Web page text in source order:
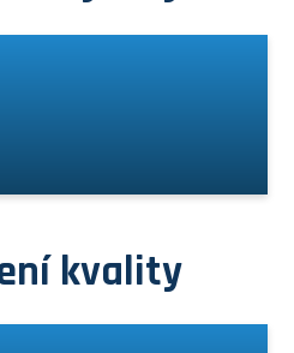
kvality